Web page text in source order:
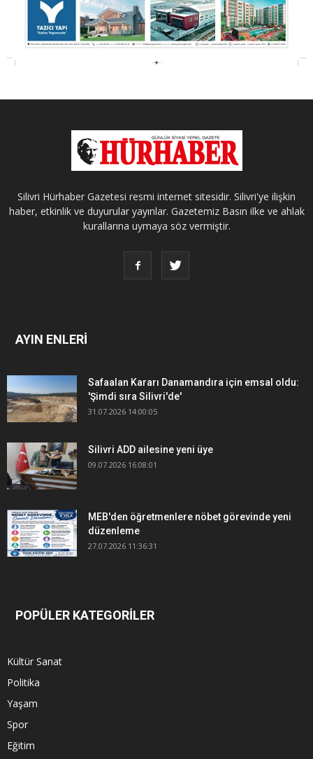
Silivri Hürhaber Gazetesi resmi internet sitesidir. Silivri'ye ilişkin
haber, etkinlik ve duyurular yayınlar. Gazetemiz Basın ilke ve ahlak
kurallarına uymaya söz vermiştir.
AYIN ENLERİ
Safaalan Kararı Danamandıra için emsal oldu:
'Şimdi sıra Silivri'de'
31.07.2026 14:00:05
Silivri ADD ailesine yeni üye
09.07.2026 16:08:01
MEB'den öğretmenlere nöbet görevinde yeni
düzenleme
27.07.2026 11:36:31
POPÜLER KATEGORİLER
Kültür Sanat
Politika
Yaşam
Spor
Eğitim